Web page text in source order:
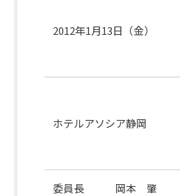
2012年1月13日（金）
ホテルアソシア静岡
委員長 岡本 肇